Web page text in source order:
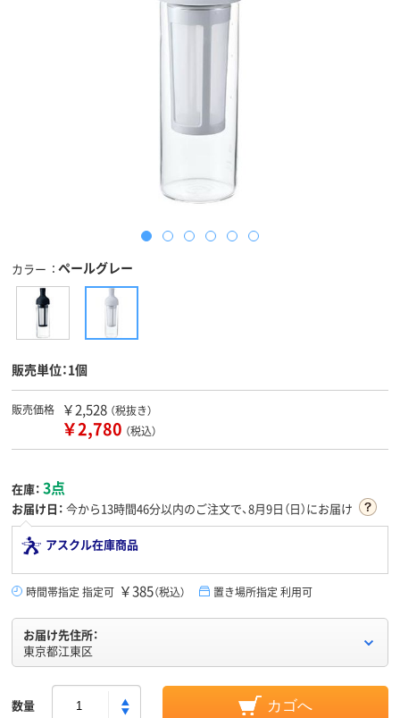
カラー ペールグレー
販売単位：1個
販売価格 ￥2,528 （税抜き）
￥2,780 （税込）
在庫： 3点
お届け日： 今から13時間46分以内のご注文で、8月9日（日）にお届け
アスクル在庫商品
時間帯指定 指定可 ￥385（税込） 置き場所指定 利用可
お届け先住所：
東京都江東区
数量 カゴへ